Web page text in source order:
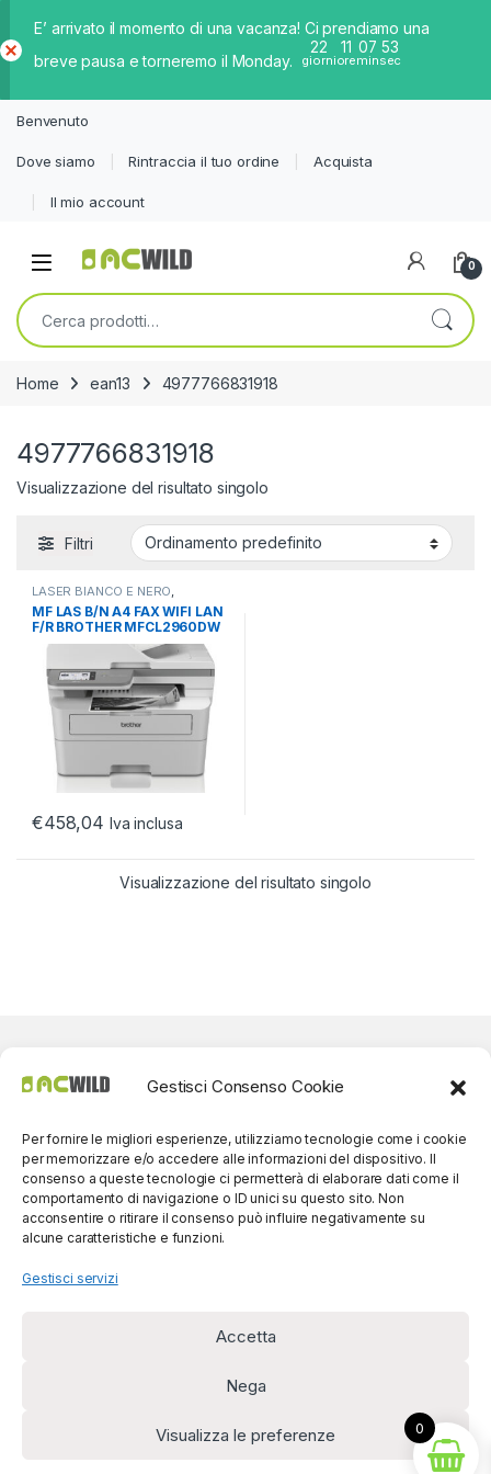
Gestisci Consenso Cookie
Per fornire le migliori esperienze, utilizziamo tecnologie come i cookie
per memorizzare e/o accedere alle informazioni del dispositivo. Il
consenso a queste tecnologie ci permetterà di elaborare dati come il
comportamento di navigazione o ID unici su questo sito. Non
acconsentire o ritirare il consenso può influire negativamente su
alcune caratteristiche e funzioni.
Gestisci servizi
Accetta
Nega
Visualizza le preferenze
E’ arrivato il momento di una vacanza! Ci prendiamo una
breve pausa e torneremo il Monday.
22
giorni
11
ore
07
min
53
sec
iud
Benvenuto
Dove siamo Rintraccia il tuo ordine Acquista
Il mio account
0
Cerca:
Home ean13 4977766831918
4977766831918
Visualizzazione del risultato singolo
Filtri
LASER BIANCO E NERO,
MULTIFUNZIONE LASER,
STAMPANTI E MULTIFUNZIONE
MF LAS B/N A4 FAX WIFI LAN
F/R BROTHER MFCL2960DW
34PPM 3500PP
€458,04 Iva inclusa
Visualizzazione del risultato singolo
disponibili!
(0039) 091
5607514
0